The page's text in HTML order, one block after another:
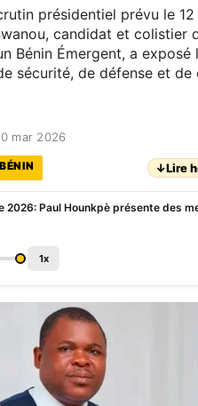
présidentiel prévu le
candidat et colistier
Bénin Émergent, a
sécurité, de défense et de
mar 2026
↓Lire
1x